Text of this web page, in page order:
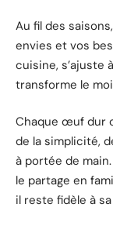
Au fil des
envies et vos
cuisine,
transforme le
Chaque œuf dur
de la simplicité,
à portée de main.
le partage en
il reste fidèle à